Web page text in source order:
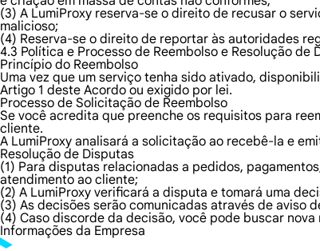
(3) A LumiProxy reserva-se o direito de recusar o
malicioso;
(4) Reserva-se o direito de reportar às autoridades
4.3 Política e Processo de Reembolso e Resolução de
Princípio do Reembolso
Uma vez que um serviço tenha sido ativado,
Artigo 1 deste Acordo ou exigido por lei.
Processo de Solicitação de Reembolso
Se você acredita que preenche os requisitos para
cliente.
A LumiProxy analisará a solicitação ao recebê-la e
Resolução de Disputas
(1) Para disputas relacionadas a pedidos,
atendimento ao cliente;
(2) A LumiProxy verificará a disputa e tomará uma
(3) As decisões serão comunicadas através de aviso
(4) Caso discorde da decisão, você pode buscar
Informações da Empresa